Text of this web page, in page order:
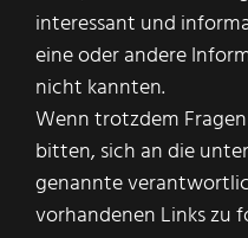
interessant und
eine oder andere
nicht kannten.
Wenn trotzdem
bitten, sich an die
genannte
vorhandenen Links zu